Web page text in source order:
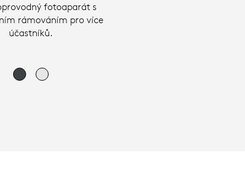
fotoaparát s
rámováním pro více
účastníků.